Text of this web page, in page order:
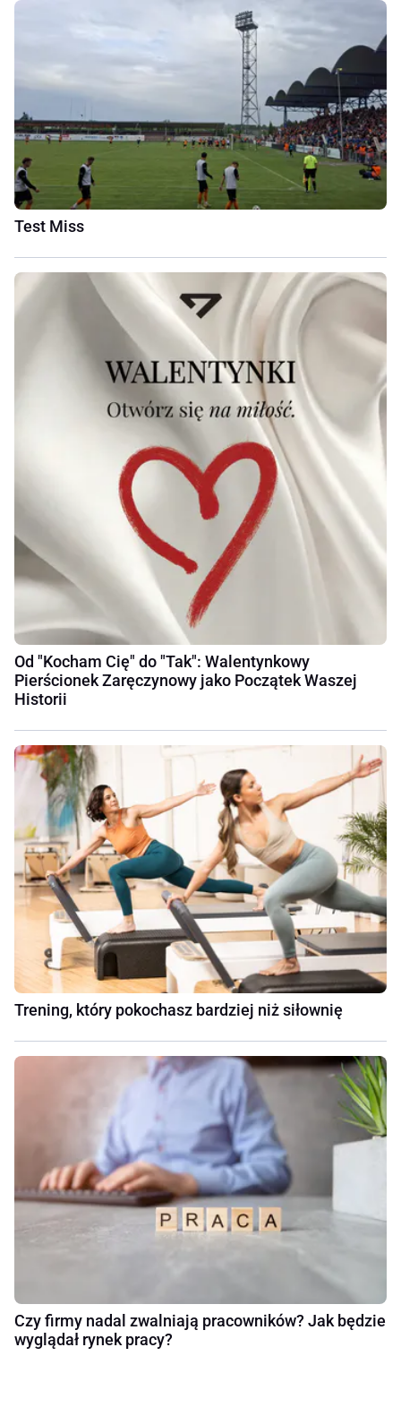
Test Miss
Od "Kocham Cię" do "Tak": Walentynkowy
Pierścionek Zaręczynowy jako Początek Waszej
Historii
Trening, który pokochasz bardziej niż siłownię
Czy firmy nadal zwalniają pracowników? Jak będzie
wyglądał rynek pracy?